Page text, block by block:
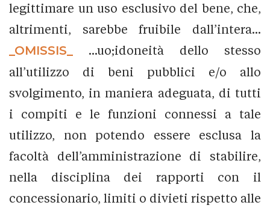
legittimare un uso esclusivo del bene, che,
altrimenti, sarebbe fruibile dall’intera...
_OMISSIS_
...uo;idoneità dello stesso
all’utilizzo di beni pubblici e/o allo
svolgimento, in maniera adeguata, di tutti
i compiti e le funzioni connessi a tale
utilizzo, non potendo essere esclusa la
facoltà dell’amministrazione di stabilire,
nella disciplina dei rapporti con il
concessionario, limiti o divieti rispetto alle